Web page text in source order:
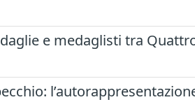
e medaglisti tra